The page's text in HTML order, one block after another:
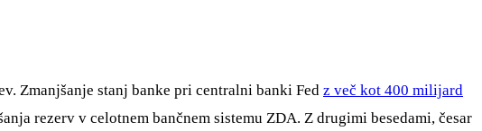
Zmanjšanje stanj banke pri centralni banki Fed z več kot 400 milijard
rezerv v celotnem bančnem sistemu ZDA. Z drugimi besedami, česar